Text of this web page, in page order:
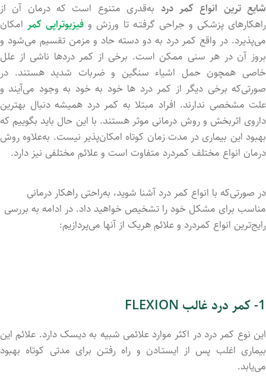
شایع ترین انواع کمر درد به‌قدری متنوع است که درمان آن از
راهکارهای پزشکی و جراحی گرفتـه تا ورزش و فیزیوتراپی کمر امکان
می‌پذیرد. در واقع کمر درد به دو دسته حاد و مزمن تقسیم می‌شود و
بروز آن در هر سنی ممکن است. برخی از کمر دردها ناشی از علل
خاصی همچون حمل اشیاء سنگین و ضربات شدید هستند. در
صورتی‌که برخی دیگر از کمر درد ها خود به خود به وجود می‌آیند و
علت مشخصی ندارند. افراد مبتلا به کمر درد همیشه دنبال بهترین
داروی اثربخش و روش درمانی موثر هستند. با این حال باید بگوییم که
بهبود این بیماری در مدت زمان کوتاه امکان‌پذیر نیست. به‌علاوه روش
درمان انواع مختلف کمردرد متفاوت است و علائم مختلفی نیز دارد.
در صورتی‌که با انواع کمر درد آشنا شوید، به‌راحتی راهکار درمانی
مناسب برای مشکل خود را تشخیص خواهید داد. در ادامه به بررسی
رایج‌ترین انواع کمردرد و علائم هریک از آنها می‌پردازیم:
1- کمر درد غالب FLEXION
این نوع کمر درد در اکثر موارد علائمی شبیه به دیسک دارد. علائم این
بیماری اغلب پس از ایستـادن و راه رفتـن برای مدتی کوتاه بهبود
می‌یابد.